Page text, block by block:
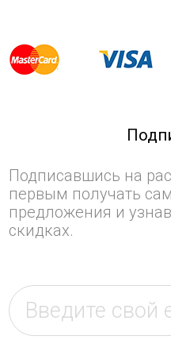
Подписавшись на
первым получать
предложения и
скидках.